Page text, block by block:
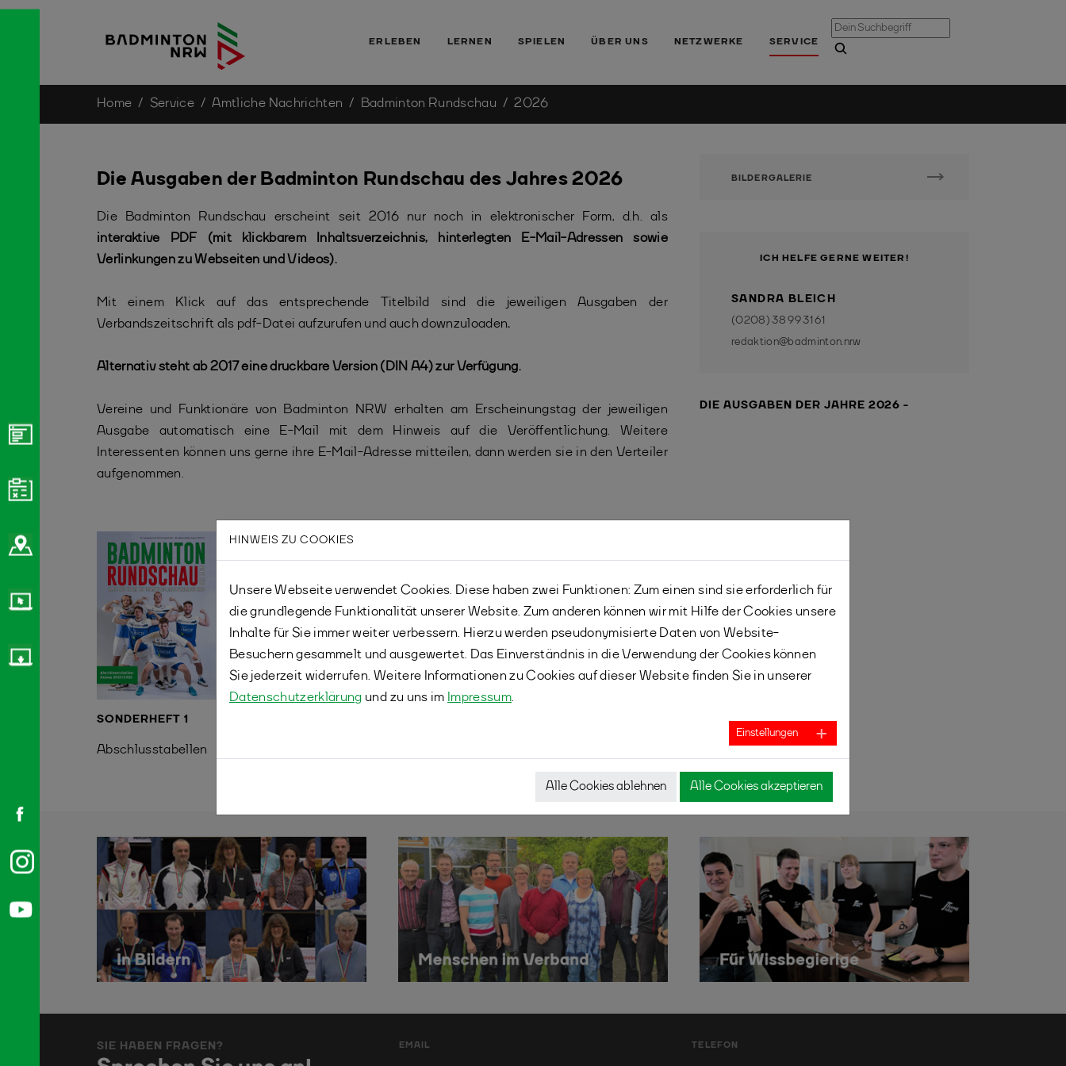
ERLEBEN LERNEN SPIELEN ÜBER UNS NETZWERKE SERVICE
Home Service Amtliche Nachrichten Badminton Rundschau 2026
Die Ausgaben der Badminton Rundschau des Jahres 2026
Die Badminton Rundschau erscheint seit 2016 nur noch in elektronischer Form, d.h. als
interaktive PDF (mit klickbarem Inhaltsverzeichnis, hinterlegten E-Mail-Adressen sowie
Verlinkungen zu Webseiten und Videos).
Mit einem Klick auf das entsprechende Titelbild sind die jeweiligen Ausgaben der
Verbandszeitschrift als pdf-Datei aufzurufen und auch downzuloaden.
Alternativ steht ab 2017 eine druckbare Version (DIN A4) zur Verfügung.
Vereine und Funktionäre von Badminton NRW erhalten am Erscheinungstag der jeweiligen
Ausgabe automatisch eine E-Mail mit dem Hinweis auf die Veröffentlichung. Weitere
Interessenten können uns gerne ihre E-Mail-Adresse mitteilen, dann werden sie in den Verteiler
aufgenommen.
SONDERHEFT 1
Abschlusstabellen
BILDERGALERIE
ICH HELFE GERNE WEITER!
SANDRA BLEICH
(0208) 38 99 31 61
redaktion@badminton.nrw
DIE AUSGABEN DER JAHRE 2026 -
SIE HABEN FRAGEN? EMAIL TELEFON
HINWEIS ZU COOKIES
Unsere Webseite verwendet Cookies. Diese haben zwei Funktionen: Zum einen sind sie erforderlich für
die grundlegende Funktionalität unserer Website. Zum anderen können wir mit Hilfe der Cookies unsere
Inhalte für Sie immer weiter verbessern. Hierzu werden pseudonymisierte Daten von Website-
Besuchern gesammelt und ausgewertet. Das Einverständnis in die Verwendung der Cookies können
Sie jederzeit widerrufen. Weitere Informationen zu Cookies auf dieser Website finden Sie in unserer
Datenschutzerklärung und zu uns im Impressum.
Einstellungen
Alle Cookies ablehnen Alle Cookies akzeptieren